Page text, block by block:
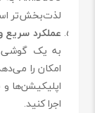
لذت‌بخش‌تر
عملکرد سریع
به یک گوشی
امکان را
اپلیکیشن‌ها
اجرا کنید.